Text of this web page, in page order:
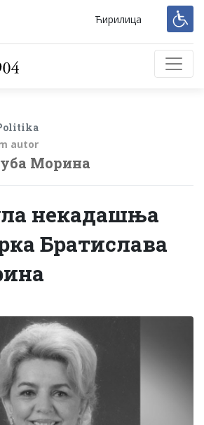
Ћирилица
Морина
autor
некадашња
Братислава